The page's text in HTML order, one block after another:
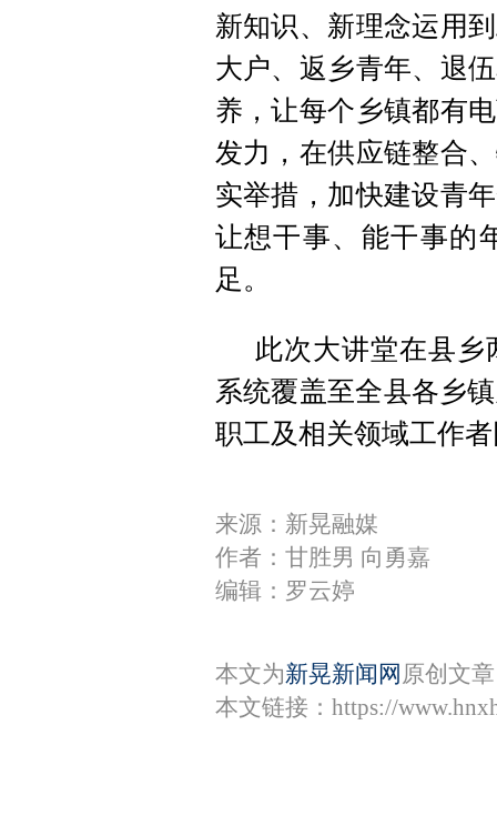
新知识、新理念运用
大户、返乡青年、退
养，让每个乡镇都有
发力，在供应链整合
实举措，加快建设青
让想干事、能干事的
足。
此次大讲堂在县
系统覆盖至全县各乡
职工及相关领域工作
来源：新晃融媒
作者：甘胜男 向勇嘉
编辑：罗云婷
本文为新晃新闻网 原创文
本文链接： https://